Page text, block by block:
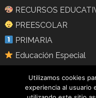
RECURSOS
PREESCOLAR
PRIMARIA
Educación Especial
Utilizamos cookies
experiencia al usuario